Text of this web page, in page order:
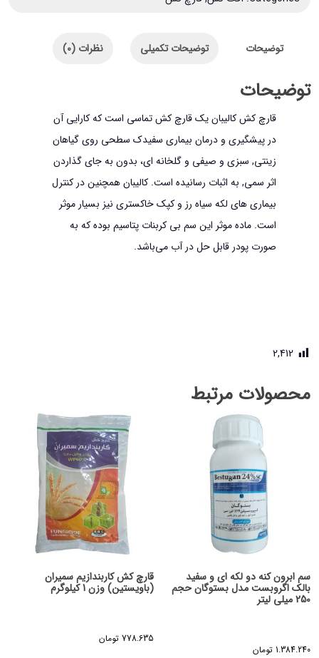
توضیحات توضیحات تکمیلی نظرات (0)
توضیحات
قارچ کش کالیبان یک قارچ کش تماسی است که کارایی آن
در پیشگیری و درمان بیماری سفیدک سطحی روی گیاهان
زینتی, سبزی و صیفی و گلخانه ای، بدون به جای گذاردن
اثر سمی, به اثبات رسانیده است. کالیبان همچنین در کنترل
بیماری های لکه سیاه رز و کپک خاکستری نیز بسیار موثر
است. ماده موثر این سم بی کربنات پتاسیم بوده که به
صورت پودر قابل حل در آب می‌باشد.
2,412
محصولات مرتبط
سم ابرون کنه دو لکه ای و سفید
بالک اگروبست مدل بستوگان حجم
250 میلی لیتر
1.384.240 تومان
قارچ کش کاربندازیم سمیران
(باویستین) وزن 1 کیلوگرم
778.635 تومان